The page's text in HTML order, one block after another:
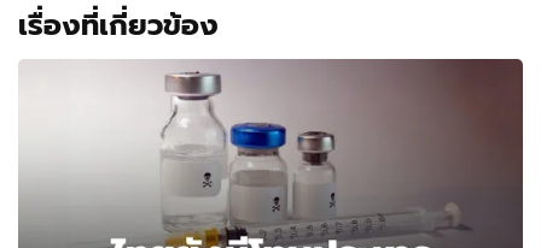
เรื่องที่เกี่ยวข้อง